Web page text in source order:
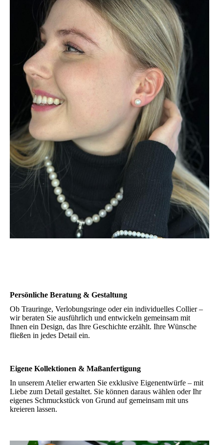
Persönliche Beratung & Gestaltung
Ob Trauringe, Verlobungsringe oder ein individuelles Collier –
wir beraten Sie ausführlich und entwickeln gemeinsam mit
Ihnen ein Design, das Ihre Geschichte erzählt. Ihre Wünsche
fließen in jedes Detail ein.
Eigene Kollektionen & Maßanfertigung
In unserem Atelier erwarten Sie exklusive Eigenentwürfe – mit
Liebe zum Detail gestaltet. Sie können daraus wählen oder Ihr
eigenes Schmuckstück von Grund auf gemeinsam mit uns
kreieren lassen.